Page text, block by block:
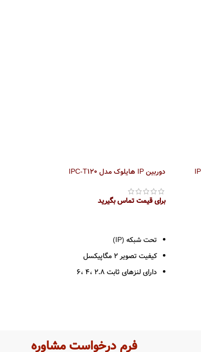
دوربین IP هایلوک مدل IPC-T120
برای قیمت تماس بگیرید
تحت شبکه (IP)
کیفیت تصویر 2 مگاپیکسل
دارای لنزهای ثابت 2.8 ،4 ،6
فرم درخواست مشاوره